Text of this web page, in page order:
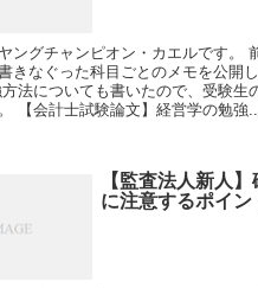
ングチャンピオン・カエルです。
きなぐった科目ごとのメモを公開
法についても書いたので、受験生
【会計士試験論文】経営学の勉強...
【監査法人新人
に注意するポイン